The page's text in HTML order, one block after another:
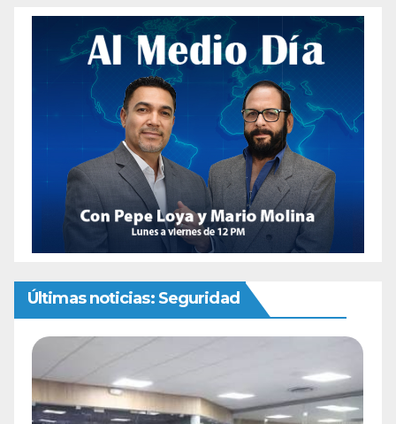
Últimas noticias: Seguridad